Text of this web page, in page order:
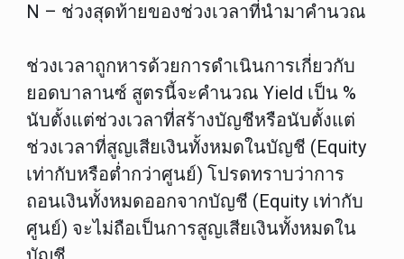
N – ช่วงสุดท้ายของช่วงเวลาที่นำมาคำนวณ
ช่วงเวลาถูกหารด้วยการดำเนินการเกี่ยวกับ
ยอดบาลานซ์ สูตรนี้จะคำนวณ Yield เป็น %
นับตั้งแต่ช่วงเวลาที่สร้างบัญชีหรือนับตั้งแต่
ช่วงเวลาที่สูญเสียเงินทั้งหมดในบัญชี (Equity
เท่ากับหรือต่ำกว่าศูนย์) โปรดทราบว่าการ
ถอนเงินทั้งหมดออกจากบัญชี (Equity เท่ากับ
ศูนย์) จะไม่ถือเป็นการสูญเสียเงินทั้งหมดใน